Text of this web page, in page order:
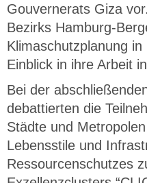
Gouvernerats Giza
Bezirks Hamburg-
Klimaschutzplanung
Einblick in ihre Arbeit
Bei der
debattierten die
Städte und
Lebensstile und
Ressourcenschutzes